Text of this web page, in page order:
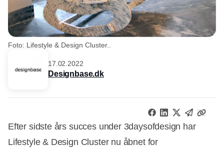
Foto: Lifestyle & Design Cluster..
17.02.2022
Designbase.dk
Efter sidste års succes under 3daysofdesign har
Lifestyle & Design Cluster nu åbnet for